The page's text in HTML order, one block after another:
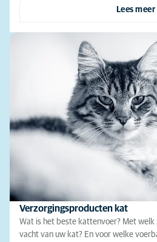
Lees meer
Verzorgingsproducten kat
Wat is het beste kattenvoer? Met
vacht van uw kat? En voor welke